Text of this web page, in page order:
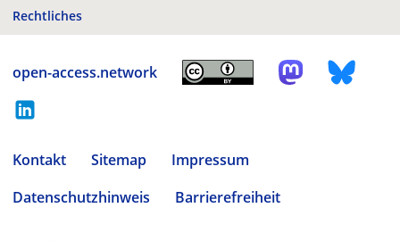
Rechtliches
open-access.network
Kontakt Sitemap
Impressum
Datenschutzhinweis
Barrierefreiheit